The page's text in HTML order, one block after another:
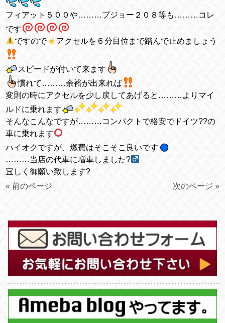
フィアット５００や………プジョー２０８等も………コレ
です
ですので
アクセルを６分目位まで踏んで止めましょう
スピードが付いて来ます
慣れて………余裕が出来れば
変則の時にアクセルを少し戻してあげると………よりマイ
ルドに乗れます
そんなこんなですが………コンパクトで格安でドイツ??の
車に乗れます
ハイオクですが、燃費はそこそこ良いです
………当店の代車に増車しました?‍
宜しく御願い致します?
« 前のページ
次のページ »